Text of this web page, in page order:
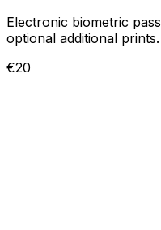
Electronic biometric
optional additional prints.
€20